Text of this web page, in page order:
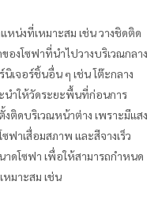
หน่งที่เหมาะสม เช่น วางชิดติด
องโซฟาที่นำไปวางบริเวณกลาง
เจอร์ชิ้นอื่น ๆ เช่น โต๊ะกลาง
นำให้วัดระยะพื้นที่ก่อนการ
งติดบริเวณหน้าต่าง เพราะมีแสง
ฟาเสื่อมสภาพ และสีจางเร็ว
ดโซฟา เพื่อให้สามารถกำหนด
หมาะสม เช่น